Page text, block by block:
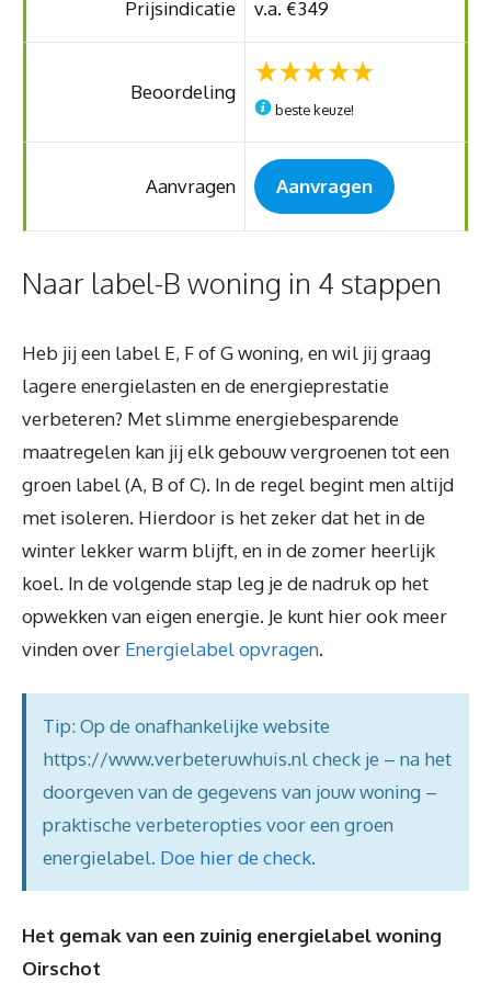
Prijsindicatie v.a. €349
Beoordeling
beste keuze!
Aanvragen Aanvragen
Naar label-B woning in 4 stappen
Heb jij een label E, F of G woning, en wil jij graag
lagere energielasten en de energieprestatie
verbeteren? Met slimme energiebesparende
maatregelen kan jij elk gebouw vergroenen tot een
groen label (A, B of C). In de regel begint men altijd
met isoleren. Hierdoor is het zeker dat het in de
winter lekker warm blijft, en in de zomer heerlijk
koel. In de volgende stap leg je de nadruk op het
opwekken van eigen energie. Je kunt hier ook meer
vinden over Energielabel opvragen.
Tip: Op de onafhankelijke website
https://www.verbeteruwhuis.nl check je – na het
doorgeven van de gegevens van jouw woning –
praktische verbeteropties voor een groen
energielabel. Doe hier de check.
Het gemak van een zuinig energielabel woning
Oirschot